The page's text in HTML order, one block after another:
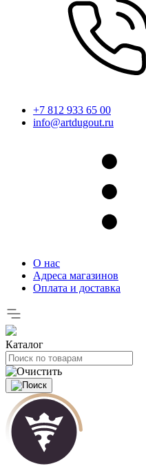
+7 812 933 65 00
info@artdugout.ru
О нас
Адреса магазинов
Оплата и доставка
Каталог